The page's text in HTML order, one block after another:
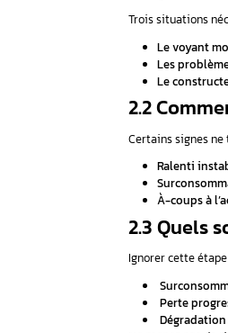
le voyant vanne EGR
une vanne EGR à
les éventuelles causes
au point mort ? Guide